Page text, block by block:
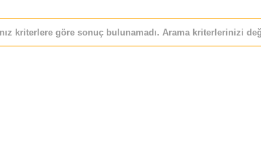
kriterlere göre sonuç bulunamadı. Arama kriterlerinizi